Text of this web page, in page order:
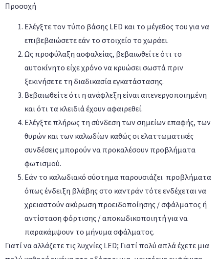
Προσοχή
Ελέγξτε τον τύπο βάσης LED και το μέγεθος του για να
επιβεβαιώσετε εάν το στοιχείο το χωράει.
Ως προφύλαξη ασφαλείας, βεβαιωθείτε ότι το
αυτοκίνητο είχε χρόνο να κρυώσει σωστά πριν
ξεκινήσετε τη διαδικασία εγκατάστασης.
Βεβαιωθείτε ότι η ανάφλεξη είναι απενεργοποιημένη
και ότι τα κλειδιά έχουν αφαιρεθεί.
Ελέγξτε πλήρως τη σύνδεση των σημείων επαφής, των
θυρών και των καλωδίων καθώς οι ελαττωματικές
συνδέσεις μπορούν να προκαλέσουν προβλήματα
φωτισμού.
Εάν το καλωδιακό σύστημα παρουσιάζει προβλήματα
όπως ένδειξη βλάβης στο καντράν τότε ενδέχεται να
χρειαστούν ακύρωση προειδοποίησης / σφάλματος ή
αντίσταση φόρτισης / αποκωδικοποιητή για να
παρακάμψουν το μήνυμα σφάλματος.
Γιατί να αλλάζετε τις λυχνίες LED; Γιατί πολύ απλά έχετε μια